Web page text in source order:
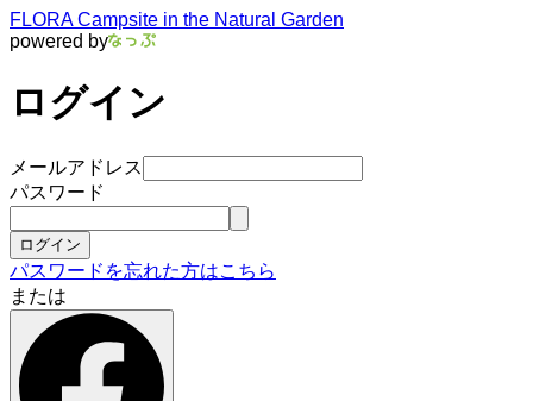
FLORA Campsite in the Natural Garden
powered by
ログイン
メールアドレス
パスワード
ログイン
パスワードを忘れた方はこちら
または